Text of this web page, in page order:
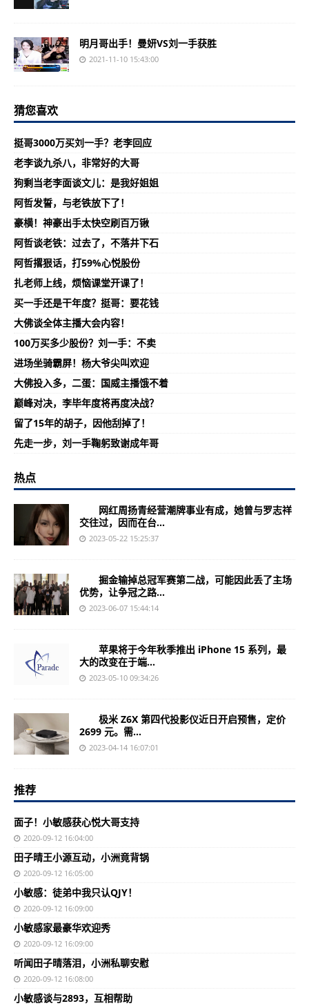
明月哥出手！曼妍VS刘一手获胜
2021-11-10 15:43:00
猜您喜欢
挺哥3000万买刘一手？老李回应
老李谈九杀八，非常好的大哥
狗剩当老李面谈文儿：是我好姐姐
阿哲发誓，与老铁放下了！
豪横！神豪出手太快空刷百万锹
阿哲谈老铁：过去了，不落井下石
阿哲撂狠话，打59%心悦股份
扎老师上线，烦恼课堂开课了！
买一手还是干年度？挺哥：要花钱
大佛谈全体主播大会内容！
100万买多少股份？刘一手：不卖
进场坐骑霸屏！杨大爷尖叫欢迎
大佛投入多，二蛋：国威主播饿不着
巅峰对决，李毕年度将再度决战？
留了15年的胡子，因他刮掉了！
先走一步，刘一手鞠躬致谢成年哥
热点
网红周扬青经营潮牌事业有成，她曾与罗志祥
交往过，因而在台...
2023-05-22 15:25:37
掘金输掉总冠军赛第二战，可能因此丢了主场
优势，让争冠之路...
2023-06-07 15:44:14
苹果将于今年秋季推出 iPhone 15 系列，最
大的改变在于端...
2023-05-10 09:34:26
极米 Z6X 第四代投影仪近日开启预售，定价
2699 元。需...
2023-04-14 16:07:01
推荐
面子！小敏感获心悦大哥支持
2020-09-12 16:04:00
田子晴王小源互动，小洲竟背锅
2020-09-12 16:05:00
小敏感：徒弟中我只认QJY！
2020-09-12 16:09:00
小敏感家最豪华欢迎秀
2020-09-12 16:09:00
听闻田子晴落泪，小洲私聊安慰
2020-09-12 16:08:00
小敏感谈与2893，互相帮助